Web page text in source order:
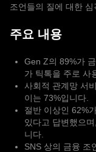
조언들의 질에 대한
주요 내용
Gen Z의 89%가
가 틱톡을 주로 사
사회적 관계망 서
이는 73%입니다.
절반 이상인 62%
있다고 답변했으
니다.
SNS 상의 금융 조